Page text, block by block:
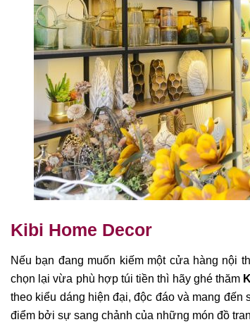
Kibi Home Decor
Nếu bạn đang muốn kiếm một cửa hàng nội
chọn lại vừa phù hợp túi tiền thì hãy ghé thăm
theo kiểu dáng hiện đại, độc đáo và mang
điểm bởi sự sang chảnh của những món đồ